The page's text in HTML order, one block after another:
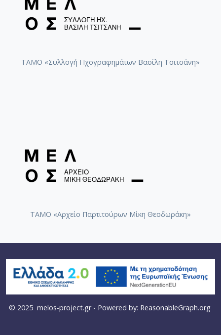
ΤΑΜΟ «Συλλογή Ηχογραφημάτων Βασίλη Τσιτσάνη»
ΤΑΜΟ «Αρχείο Παρτιτούρων Μίκη Θεοδωράκη»
© 2025 melos-project.gr- Powered by: ReasonableGraph.org